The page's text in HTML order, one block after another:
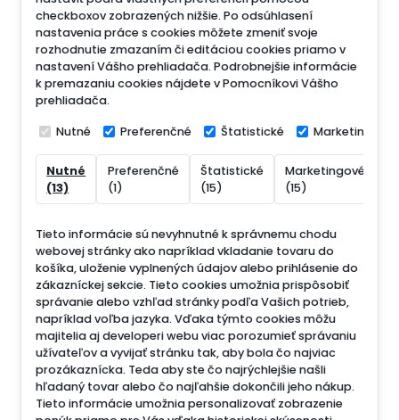
checkboxov zobrazených nižšie. Po odsúhlasení
nastavenia práce s cookies môžete zmeniť svoje
rozhodnutie zmazaním či editáciou cookies priamo v
nastavení Vášho prehliadača. Podrobnejšie informácie
k premazaniu cookies nájdete v Pomocníkovi Vášho
prehliadača.
Nutné Preferenčné Štatistické Marketingové
Nutné
(13)
Preferenčné
(1)
Štatistické
(15)
Marketingové
(15)
Tieto informácie sú nevyhnutné k správnemu chodu
webovej stránky ako napríklad vkladanie tovaru do
košíka, uloženie vyplnených údajov alebo prihlásenie do
zákazníckej sekcie. Tieto cookies umožnia prispôsobiť
správanie alebo vzhľad stránky podľa Vašich potrieb,
napríklad voľba jazyka. Vďaka týmto cookies môžu
majitelia aj developeri webu viac porozumieť správaniu
užívateľov a vyvijať stránku tak, aby bola čo najviac
prozákaznícka. Teda aby ste čo najrýchlejšie našli
hľadaný tovar alebo čo najľahšie dokončili jeho nákup.
Tieto informácie umožnia personalizovať zobrazenie